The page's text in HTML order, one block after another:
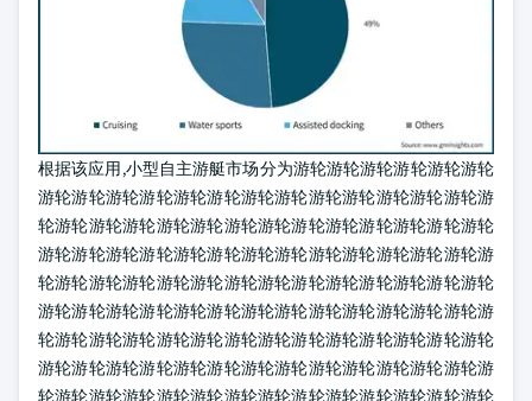
根据该应用,小型自主游艇市场分为游轮游轮游轮游轮游轮游轮
游轮游轮游轮游轮游轮游轮游轮游轮游轮游轮游轮游轮游轮游
轮游轮游轮游轮游轮游轮游轮游轮游轮游轮游轮游轮游轮游轮
游轮游轮游轮游轮游轮游轮游轮游轮游轮游轮游轮游轮游轮游
轮游轮游轮游轮游轮游轮游轮游轮游轮游轮游轮游轮游轮游轮
游轮游轮游轮游轮游轮游轮游轮游轮游轮游轮游轮游轮游轮游
轮游轮游轮游轮游轮游轮游轮游轮游轮游轮游轮游轮游轮游轮
游轮游轮游轮游轮游轮游轮游轮游轮游轮游轮游轮游轮游轮游
轮游轮游轮游轮游轮游轮游轮游轮游轮游轮游轮游轮游轮游轮